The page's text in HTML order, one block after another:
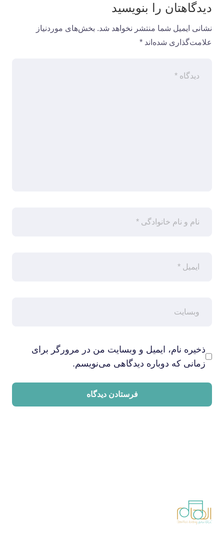
دیدگاهتان را بنویسید
نشانی ایمیل شما منتشر نخواهد شد. بخش‌های موردنیاز
علامت‌گذاری شده‌اند *
ذخیره نام، ایمیل و وبسایت من در مرورگر برای
زمانی که دوباره دیدگاهی می‌نویسم.